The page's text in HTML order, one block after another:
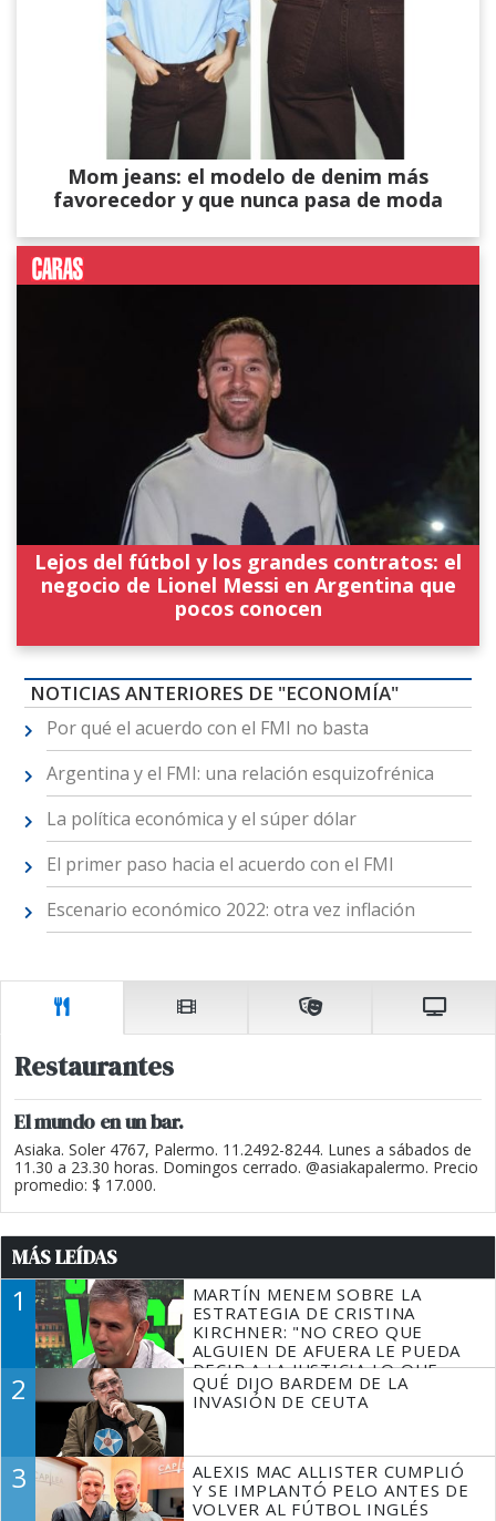
Mom jeans: el modelo de denim más
favorecedor y que nunca pasa de moda
Lejos del fútbol y los grandes contratos: el
negocio de Lionel Messi en Argentina que
pocos conocen
NOTICIAS ANTERIORES DE "ECONOMÍA"
Por qué el acuerdo con el FMI no basta
Argentina y el FMI: una relación esquizofrénica
La política económica y el súper dólar
El primer paso hacia el acuerdo con el FMI
Escenario económico 2022: otra vez inflación
Restaurantes
El mundo en un bar.
Asiaka. Soler 4767, Palermo. 11.2492-8244. Lunes a sábados de
11.30 a 23.30 horas. Domingos cerrado. @asiakapalermo. Precio
promedio: $ 17.000.
MÁS LEÍDAS
1
MARTÍN MENEM SOBRE LA
ESTRATEGIA DE CRISTINA
KIRCHNER: "NO CREO QUE
ALGUIEN DE AFUERA LE PUEDA
DECIR A LA JUSTICIA LO QUE
TIENE QUE HACER"
2
QUÉ DIJO BARDEM DE LA
INVASIÓN DE CEUTA
3
ALEXIS MAC ALLISTER CUMPLIÓ
Y SE IMPLANTÓ PELO ANTES DE
VOLVER AL FÚTBOL INGLÉS